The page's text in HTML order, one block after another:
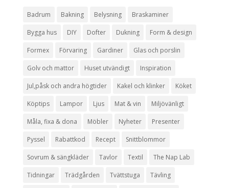
Badrum Bakning Belysning Braskaminer
Bygga hus DIY Dofter Dukning Form & design
Formex Förvaring Gardiner Glas och porslin
Golv och mattor Huset utvändigt Inspiration
Jul,påsk och andra högtider Kakel och klinker Köket
Köptips Lampor Ljus Mat & vin Miljövänligt
Måla, fixa & dona Möbler Nyheter Presenter
Pyssel Rabattkod Recept Snittblommor
Sovrum & sängkläder Tavlor Textil The Nap Lab
Tidningar Trädgården Tvättstuga Tävling